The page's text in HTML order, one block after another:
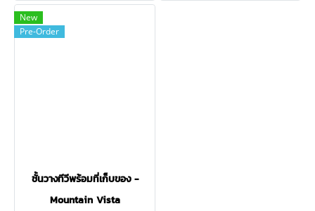
New
Pre-Order
ชั้นวางทีวีพร้อมที่เก็บของ -
Mountain Vista